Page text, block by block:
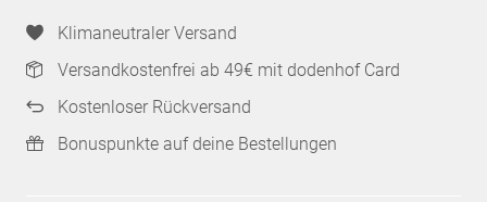
Klimaneutraler Versand
Versandkostenfrei ab 49€ mit dodenhof Card
Kostenloser Rückversand
Bonuspunkte auf deine Bestellungen